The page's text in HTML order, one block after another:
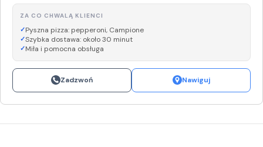
ZA CO CHWALĄ KLIENCI
Pyszna pizza: pepperoni, Campione
Szybka dostawa: około 30 minut
Miła i pomocna obsługa
Zadzwoń Nawiguj